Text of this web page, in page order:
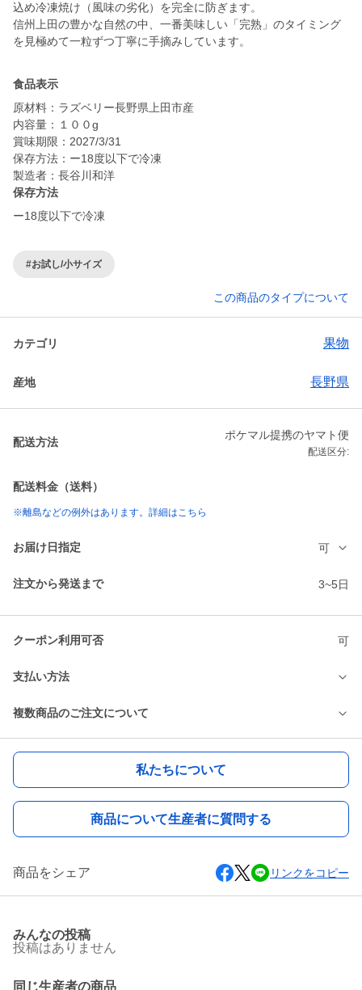
込め冷凍焼け（風味の劣化）を完全に防ぎます。
信州上田の豊かな自然の中、一番美味しい「完熟」のタイミング
を見極めて一粒ずつ丁寧に手摘みしています。
食品表示
原材料：ラズベリー長野県上田市産
内容量：１００g
賞味期限：2027/3/31
保存方法：ー18度以下で冷凍
製造者：長谷川和洋
保存方法
ー18度以下で冷凍
#お試し/小サイズ
この商品のタイプについて
カテゴリ 果物
産地 長野県
配送方法
ポケマル提携のヤマト便
配送区分:
配送料金（送料）
※離島などの例外はあります。詳細はこちら
お届け日指定 可
注文から発送まで 3~5日
クーポン利用可否 可
支払い方法
複数商品のご注文について
私たちについて
商品について生産者に質問する
商品をシェア リンクをコピー
みんなの投稿
投稿はありません
同じ生産者の商品